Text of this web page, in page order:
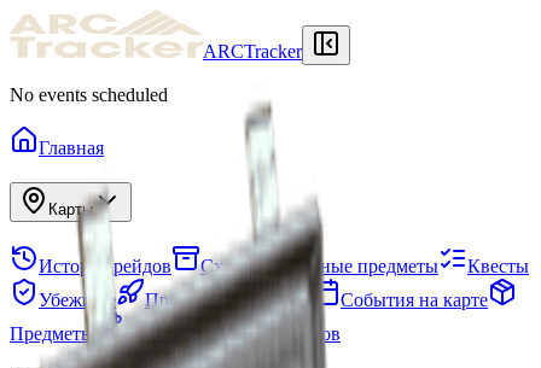
ARCTracker
No events scheduled
Главная
Карты
История рейдов Схрон Нужные предметы
Квесты
Убежище
Проекты Отряды
События на карте
Предметы
Сезоны Древо навыков